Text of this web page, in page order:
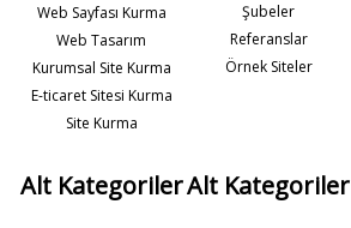
Web Sayfası Kurma
Web Tasarım
Kurumsal Site Kurma
E-ticaret Sitesi Kurma
Site Kurma
Şubeler
Referanslar
Örnek Siteler
Alt KategorilerAlt Kategoriler